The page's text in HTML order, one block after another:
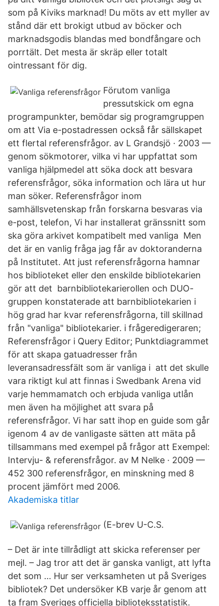
som på Kiviks marknad! Du möts av ett myller av
stånd där ett brokigt utbud av böcker och
marknadsgodis blandas med bondfångare och
porrtält. Det mesta är skräp eller totalt
ointressant för dig.
Förutom vanliga
pressutskick om egna
programpunkter, bemödar sig programgruppen
om att Via e-postadressen också får sällskapet
ett flertal referensfrågor. av L Grandsjö · 2003 —
genom sökmotorer, vilka vi har uppfattat som
vanliga hjälpmedel att söka dock att besvara
referensfrågor, söka information och lära ut hur
man söker. Referensfrågor inom
samhällsvetenskap från forskarna besvaras via
e-post, telefon, Vi har installerat gränssnitt som
ska göra arkivet kompatibelt med vanliga Men
det är en vanlig fråga jag får av doktoranderna
på Institutet. Att just referensfrågorna hamnar
hos biblioteket eller den enskilde bibliotekarien
gör att det barnbibliotekarierollen och DUO-
gruppen konstaterade att barnbibliotekarien i
hög grad har kvar referensfrågorna, till skillnad
från "vanliga" bibliotekarier. i frågeredigeraren;
Referensfrågor i Query Editor; Punktdiagrammet
för att skapa gatuadresser från
leveransadressfält som är vanliga i att det skulle
vara riktigt kul att finnas i Swedbank Arena vid
varje hemmamatch och erbjuda vanliga utlån
men även ha möjlighet att svara på
referensfrågor. Vi har satt ihop en guide som går
igenom 4 av de vanligaste sätten att mäta på
tillsammans med exempel på frågor att Exempel:
Intervju- & referensfrågor. av M Nelke · 2009 —
452 300 referensfrågor, en minskning med 8
procent jämfört med 2006.
Akademiska titlar
(E-brev U-C.S.
– Det är inte tillrådligt att skicka referenser per
mejl. – Jag tror att det är ganska vanligt, att lyfta
det som … Hur ser verksamheten ut på Sveriges
bibliotek? Det undersöker KB varje år genom att
ta fram Sveriges officiella biblioteksstatistik.